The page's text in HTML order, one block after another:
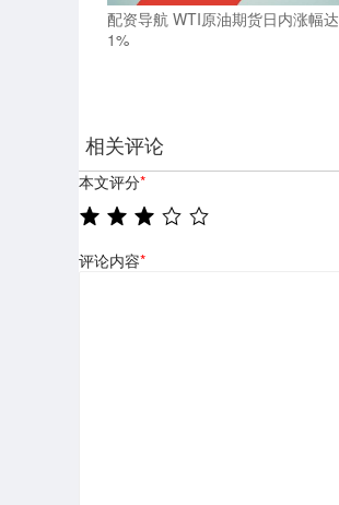
配资导航 WTI原油期货日内涨幅达
1%
相关评论
本文评分*
评论内容*